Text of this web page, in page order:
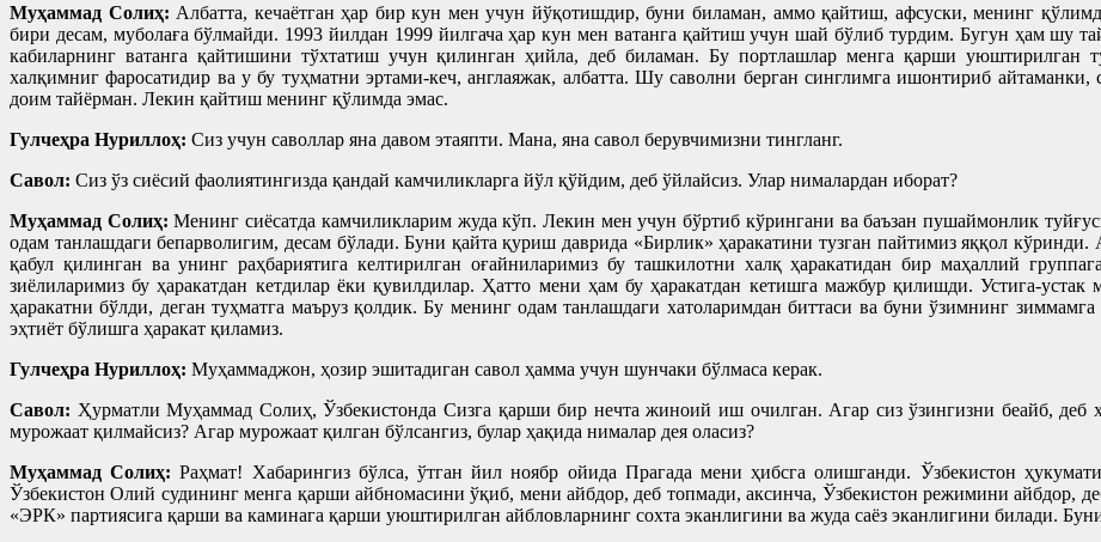
Муҳаммад Солиҳ: Албатта, кечаётган ҳар бир кун мен учун йўқотишдир, буни биламан, аммо қайтиш, афсуски, менинг
бири десам, муболаға бўлмайди. 1993 йилдан 1999 йилгача ҳар кун мен ватанга қайтиш учун шай бўлиб турдим. Бугун ҳам шу
кабиларнинг ватанга қайтишини тўхтатиш учун қилинган ҳийла, деб биламан. Бу портлашлар менга қарши уюштирилган
халқимниг фаросатидир ва у бу туҳматни эртами-кеч, англаяжак, албатта. Шу саволни берган синглимга ишонтириб
доим тайёрман. Лекин қайтиш менинг қўлимда эмас.
Гулчеҳра Нуриллоҳ: Сиз учун саволлар яна давом этаяпти. Мана, яна савол берувчимизни тингланг.
Савол: Сиз ўз сиёсий фаолиятингизда қандай камчиликларга йўл қўйдим, деб ўйлайсиз. Улар нималардан иборат?
Муҳаммад Солиҳ: Менинг сиёсатда камчиликларим жуда кўп. Лекин мен учун бўртиб кўрингани ва баъзан пушаймонлик
одам танлашдаги бепарволигим, десам бўлади. Буни қайта қуриш даврида «Бирлик» ҳаракатини тузган пайтимиз яққол
қабул қилинган ва унинг раҳбариятига келтирилган оғайниларимиз бу ташкилотни халқ ҳаракатидан бир маҳаллий
зиёлиларимиз бу ҳаракатдан кетдилар ёки қувилдилар. Ҳатто мени ҳам бу ҳаракатдан кетишга мажбур қилишди. Устига-
ҳаракатни бўлди, деган туҳматга маъруз қолдик. Бу менинг одам танлашдаги хатоларимдан биттаси ва буни ўзимнинг
эҳтиёт бўлишга ҳаракат қиламиз.
Гулчеҳра Нуриллоҳ: Муҳаммаджон, ҳозир эшитадиган савол ҳамма учун шунчаки бўлмаса керак.
Савол: Ҳурматли Муҳаммад Солиҳ, Ўзбекистонда Сизга қарши бир нечта жиноий иш очилган. Агар сиз ўзингизни беайб, деб
мурожаат қилмайсиз? Агар мурожаат қилган бўлсангиз, булар ҳақида нималар дея оласиз?
Муҳаммад Солиҳ: Раҳмат! Хабарингиз бўлса, ўтган йил ноябр ойида Прагада мени ҳибсга олишганди. Ўзбекистон
Ўзбекистон Олий судининг менга қарши айбномасини ўқиб, мени айбдор, деб топмади, аксинча, Ўзбекистон режимини айбдор,
«ЭРК» партиясига қарши ва каминага қарши уюштирилган айбловларнинг сохта эканлигини ва жуда саёз эканлигини билади.